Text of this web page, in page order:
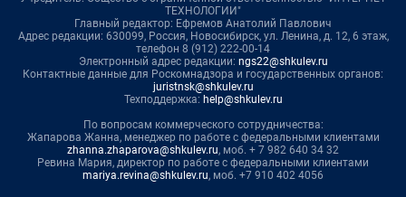
ТЕХНОЛОГИИ"
Главный редактор: Ефремов Анатолий Павлович
Адрес редакции: 630099, Россия, Новосибирск, ул. Ленина, д. 12, 6 этаж,
телефон 8 (912) 222-00-14
Электронный адрес редакции: ngs22@shkulev.ru
Контактные данные для Роскомнадзора и государственных органов:
juristnsk@shkulev.ru
Техподдержка: help@shkulev.ru
По вопросам коммерческого сотрудничества:
Жапарова Жанна, менеджер по работе с федеральными клиентами
zhanna.zhaparova@shkulev.ru, моб. + 7 982 640 34 32
Ревина Мария, директор по работе с федеральными клиентами
mariya.revina@shkulev.ru, моб. +7 910 402 4056